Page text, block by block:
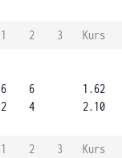
1 2 3
Kurs
6
2
6
4
1.62
2.10
1 2 3
Kurs